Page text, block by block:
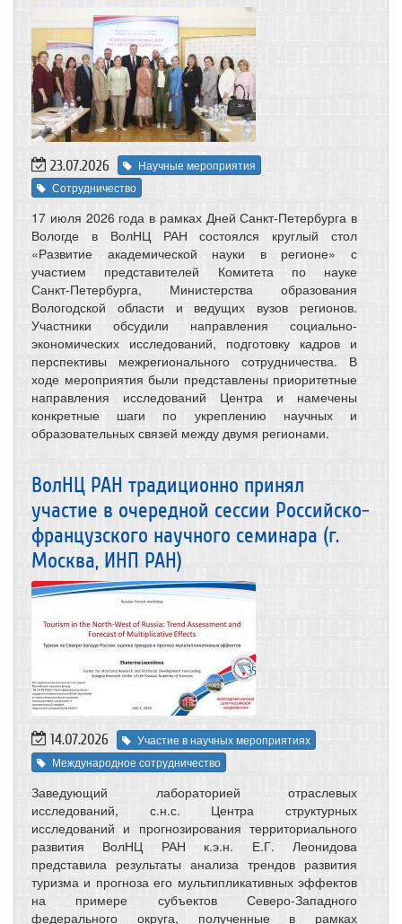
23.07.2026
Научные мероприятия
Сотрудничество
17 июля 2026 года в рамках Дней Санкт-Петербурга в
Вологде в ВолНЦ РАН состоялся круглый стол
«Развитие академической науки в регионе» с
участием представителей Комитета по науке
Санкт‑Петербурга, Министерства образования
Вологодской области и ведущих вузов регионов.
Участники обсудили направления социально-
экономических исследований, подготовку кадров и
перспективы межрегионального сотрудничества. В
ходе мероприятия были представлены приоритетные
направления исследований Центра и намечены
конкретные шаги по укреплению научных и
образовательных связей между двумя регионами.
ВолНЦ РАН традиционно принял
участие в очередной сессии Российско-
французского научного семинара (г.
Москва, ИНП РАН)
14.07.2026
Участие в научных мероприятиях
Международное сотрудничество
Заведующий лабораторией отраслевых
исследований, с.н.с. Центра структурных
исследований и прогнозирования территориального
развития ВолНЦ РАН к.э.н. Е.Г. Леонидова
представила результаты анализа трендов развития
туризма и прогноза его мультипликативных эффектов
на примере субъектов Северо-Западного
федерального округа, полученные в рамках